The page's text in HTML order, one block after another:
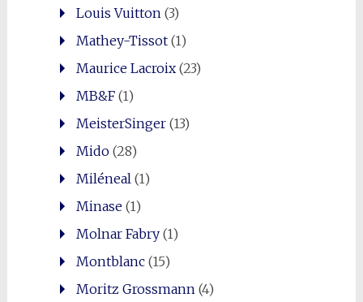
Louis Vuitton(3)
Mathey-Tissot(1)
Maurice Lacroix(23)
MB&F(1)
MeisterSinger(13)
Mido(28)
Miléneal(1)
Minase(1)
Molnar Fabry(1)
Montblanc(15)
Moritz Grossmann(4)